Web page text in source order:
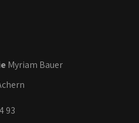
Myriam Bauer
93